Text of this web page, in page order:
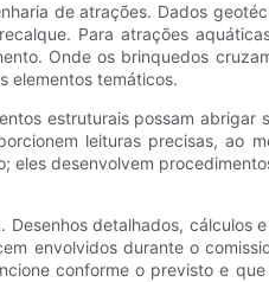
de atrações. Dados
Para atrações
Onde os brinquedos
elementos temáticos.
estruturais possam
leituras precisas, ao
desenvolvem
detalhados,
envolvidos durante o
conforme o previsto e